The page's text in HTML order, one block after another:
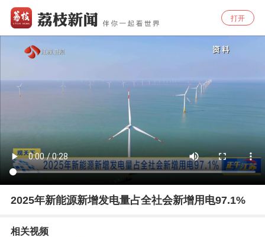
打开
2025年新能源新增发电量占全社会新增用电97.1%
相关视频